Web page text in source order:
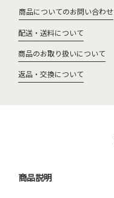
商品についてのお問い合わせ
配送・送料について
商品のお取り扱いについて
返品・交換について
商品説明